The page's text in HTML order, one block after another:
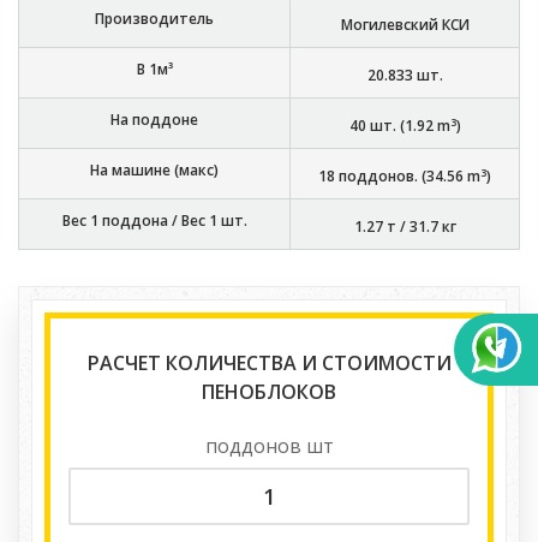
Производитель Могилевский КСИ
В 1м³ 20.833 шт.
На поддоне 40 шт. (1.92m3)
На машине (макс) 18 поддонов. (34.56 m3)
Вес 1 поддона / Вес 1 шт. 1.27 т /31.7 кг
РАСЧЕТ КОЛИЧЕСТВА И СТОИМОСТИ
ПЕНОБЛОКОВ
поддонов шт